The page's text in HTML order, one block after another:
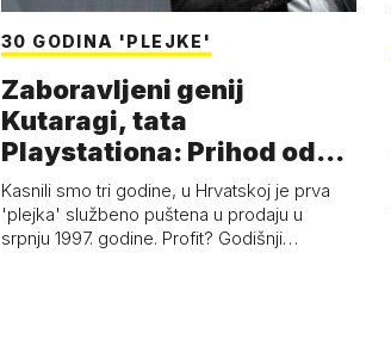
30 GODINA 'PLEJKE'
Zaboravljeni genij
Kutaragi, tata
Playstationa: Prihod od
'plejke' kao hrvatski…
Kasnili smo tri godine, u Hrvatskoj je prva
'plejka' službeno puštena u prodaju u
srpnju 1997. godine. Profit? Godišnji…